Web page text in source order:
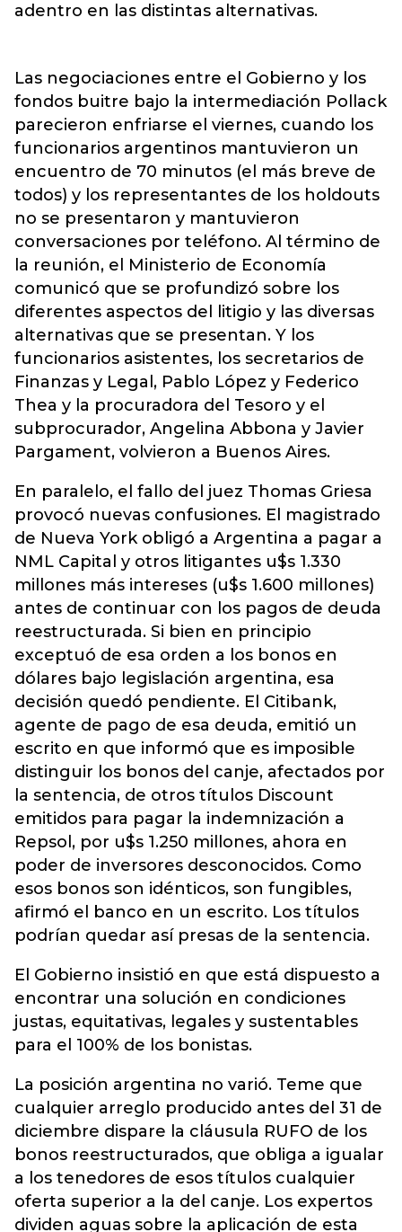
adentro en las distintas alternativas.
Las negociaciones entre el Gobierno y los
fondos buitre bajo la intermediación Pollack
parecieron enfriarse el viernes, cuando los
funcionarios argentinos mantuvieron un
encuentro de 70 minutos (el más breve de
todos) y los representantes de los holdouts
no se presentaron y mantuvieron
conversaciones por teléfono. Al término de
la reunión, el Ministerio de Economía
comunicó que se profundizó sobre los
diferentes aspectos del litigio y las diversas
alternativas que se presentan. Y los
funcionarios asistentes, los secretarios de
Finanzas y Legal, Pablo López y Federico
Thea y la procuradora del Tesoro y el
subprocurador, Angelina Abbona y Javier
Pargament, volvieron a Buenos Aires.
En paralelo, el fallo del juez Thomas Griesa
provocó nuevas confusiones. El magistrado
de Nueva York obligó a Argentina a pagar a
NML Capital y otros litigantes u$s 1.330
millones más intereses (u$s 1.600 millones)
antes de continuar con los pagos de deuda
reestructurada. Si bien en principio
exceptuó de esa orden a los bonos en
dólares bajo legislación argentina, esa
decisión quedó pendiente. El Citibank,
agente de pago de esa deuda, emitió un
escrito en que informó que es imposible
distinguir los bonos del canje, afectados por
la sentencia, de otros títulos Discount
emitidos para pagar la indemnización a
Repsol, por u$s 1.250 millones, ahora en
poder de inversores desconocidos. Como
esos bonos son idénticos, son fungibles,
afirmó el banco en un escrito. Los títulos
podrían quedar así presas de la sentencia.
El Gobierno insistió en que está dispuesto a
encontrar una solución en condiciones
justas, equitativas, legales y sustentables
para el 100% de los bonistas.
La posición argentina no varió. Teme que
cualquier arreglo producido antes del 31 de
diciembre dispare la cláusula RUFO de los
bonos reestructurados, que obliga a igualar
a los tenedores de esos títulos cualquier
oferta superior a la del canje. Los expertos
dividen aguas sobre la aplicación de esta